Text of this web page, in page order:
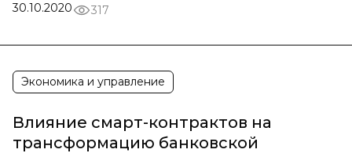
30.10.2020
317
Экономика и управление
Влияние смарт-контрактов на
трансформацию банковской